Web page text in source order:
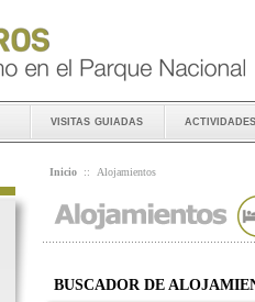
visitas guiadas actividades
Inicio :: Alojamientos
BUSCADOR DE